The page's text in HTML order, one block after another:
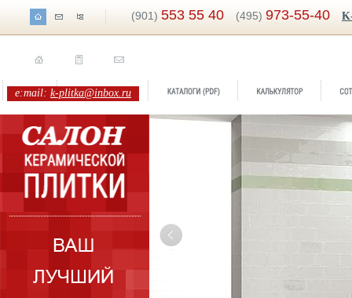
(901) 553 55 40 (495) 973-55-40
e:mail: k-plitka@inbox.ru